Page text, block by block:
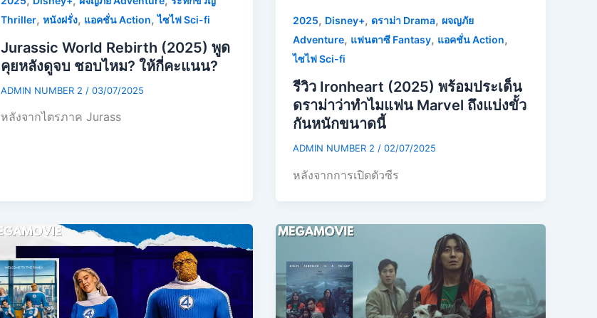
Thriller, หนังฝรั่ง, แอคชั่น Action,ไซไฟ Sci-fi
Jurassic World Rebirth (2025) พูด
คุยหลังดูจบ ชอบไหม? ให้กี่คะแนน?
ADMIN NUMBER 2 / 03/07/2025
หลังจากไตรภาค Jurass
2025, Disney+, ดราม่า Drama, ผจญภัย
Adventure, แฟนตาซี Fantasy, แอคชั่น Action,
ไซไฟ Sci-fi
รีวิว Ironheart (2025) พร้อมประเด็น
ดราม่าว่าทำไมแฟน Marvel ถึงแบ่งขั้ว
กันหนักขนาดนี้
ADMIN NUMBER 2 /02/07/2025
หลังจากการเปิดตัวซีร